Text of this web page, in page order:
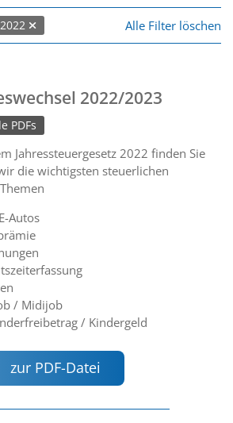
2022 Alle Filter löschen
2022/2023
PDFs
Jahressteuergesetz 2022 finden Sie
die wichtigsten steuerlichen
Autos
/ Midijob
/ Kindergeld
zur PDF-Datei